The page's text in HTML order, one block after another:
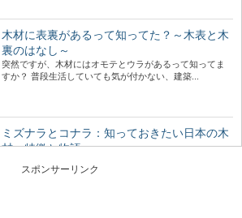
木材に表裏があるって知ってた？～木表と木
裏のはなし～
突然ですが、木材にはオモテとウラがあるって知ってま
すか？ 普段生活していても気が付かない、建築...
ミズナラとコナラ：知っておきたい日本の木
材～特徴と物語～
ーズ。 今回は、広葉樹の中でも身近に利用され...
スポンサーリンク